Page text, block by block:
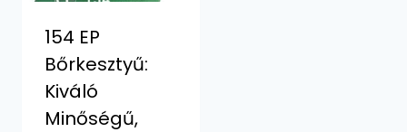
154 EP
Bőrkesztyű:
Kiváló
Minőségű,